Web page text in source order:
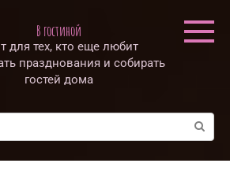
В гостиной
для тех, кто еще любит
празднования и собирать
гостей дома